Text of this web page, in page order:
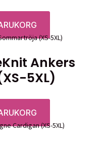
Ankers
5XL)